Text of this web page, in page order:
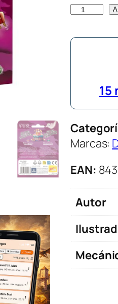
F
n
m
B
l
i
t
z
e
i
15
Marcas:
EAN:
Autor